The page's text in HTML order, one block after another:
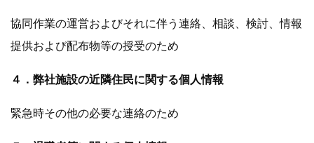
協同作業の運営およびそれに伴う連絡、相談、検討、情報
提供および配布物等の授受のため
４．弊社施設の近隣住民に関する個人情報
緊急時その他の必要な連絡のため